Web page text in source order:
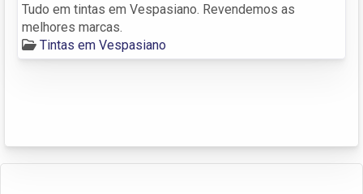
Tudo em tintas em Vespasiano. Revendemos as
melhores marcas.
Tintas em Vespasiano